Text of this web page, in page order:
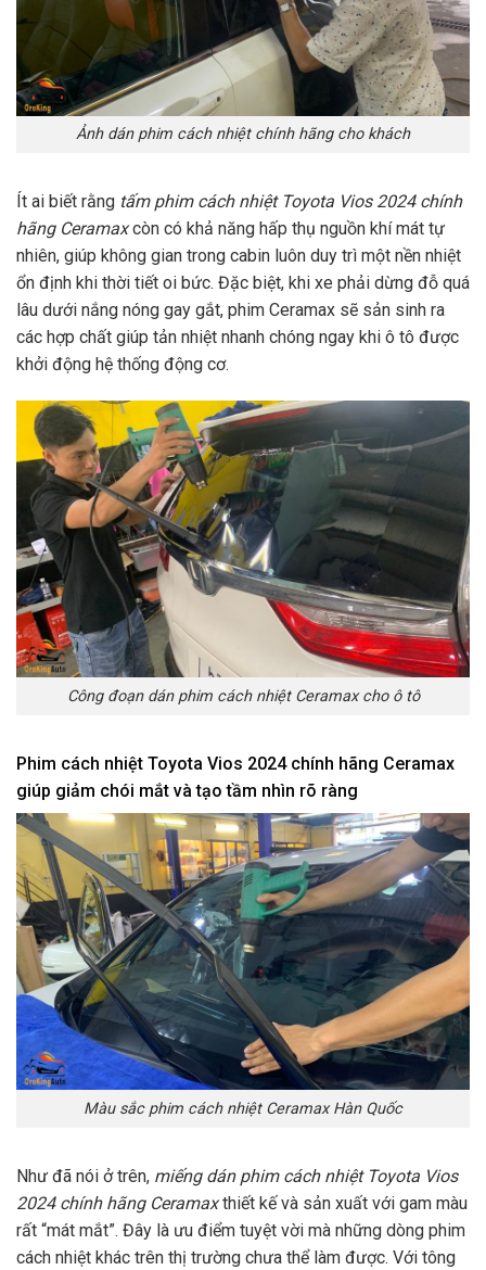
Ảnh dán phim cách nhiệt chính hãng cho khách
Ít ai biết rằng tấm phim cách nhiệt Toyota Vios 2024 chính
hãng Ceramaxcòn có khả năng hấp thụ nguồn khí mát tự
nhiên, giúp không gian trong cabin luôn duy trì một nền nhiệt
ổn định khi thời tiết oi bức. Đặc biệt, khi xe phải dừng đỗ quá
lâu dưới nắng nóng gay gắt, phim Ceramax sẽ sản sinh ra
các hợp chất giúp tản nhiệt nhanh chóng ngay khi ô tô được
khởi động hệ thống động cơ.
Công đoạn dán phim cách nhiệt Ceramax cho ô tô
Phim cách nhiệt Toyota Vios 2024 chính hãng Ceramax
giúp giảm chói mắt và tạo tầm nhìn rõ ràng
Màu sắc phim cách nhiệt Ceramax Hàn Quốc
Như đã nói ở trên, miếng dán phim cách nhiệt Toyota Vios
2024 chính hãng Ceramax thiết kế và sản xuất với gam màu
rất “mát mắt”. Đây là ưu điểm tuyệt vời mà những dòng phim
cách nhiệt khác trên thị trường chưa thể làm được. Với tông